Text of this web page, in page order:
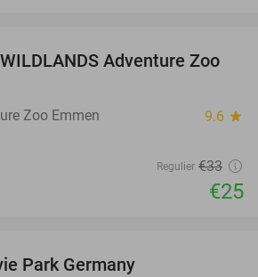
24%
Adventure Zoo
Zoo Emmen 9.6 star
Regulier €33
€25
Park Germany